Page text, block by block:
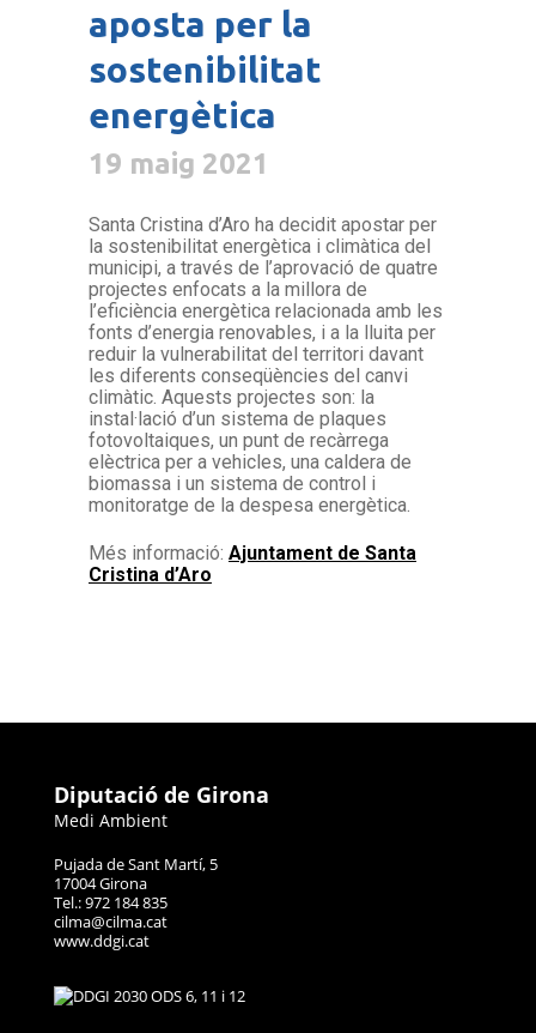
aposta per la
sostenibilitat
energètica
19 maig 2021
Santa Cristina d’Aro ha decidit apostar per
la sostenibilitat energètica i climàtica del
municipi, a través de l’aprovació de quatre
projectes enfocats a la millora de
l’eficiència energètica relacionada amb les
fonts d’energia renovables, i a la lluita per
reduir la vulnerabilitat del territori davant
les diferents conseqüències del canvi
climàtic. Aquests projectes son: la
instal·lació d’un sistema de plaques
fotovoltaiques, un punt de recàrrega
elèctrica per a vehicles, una caldera de
biomassa i un sistema de control i
monitoratge de la despesa energètica.
Més informació: Ajuntament de Santa
Cristina d’Aro
Diputació de Girona
Medi Ambient
Pujada de Sant Martí, 5
17004 Girona
Tel.: 972 184 835
cilma@cilma.cat
www.ddgi.cat